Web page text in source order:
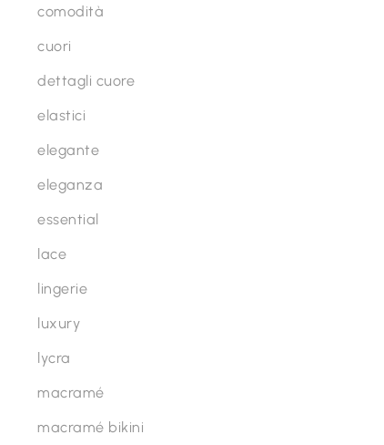
comodità
cuori
dettagli cuore
elastici
elegante
eleganza
essential
lace
lingerie
luxury
lycra
macramé
macramé bikini